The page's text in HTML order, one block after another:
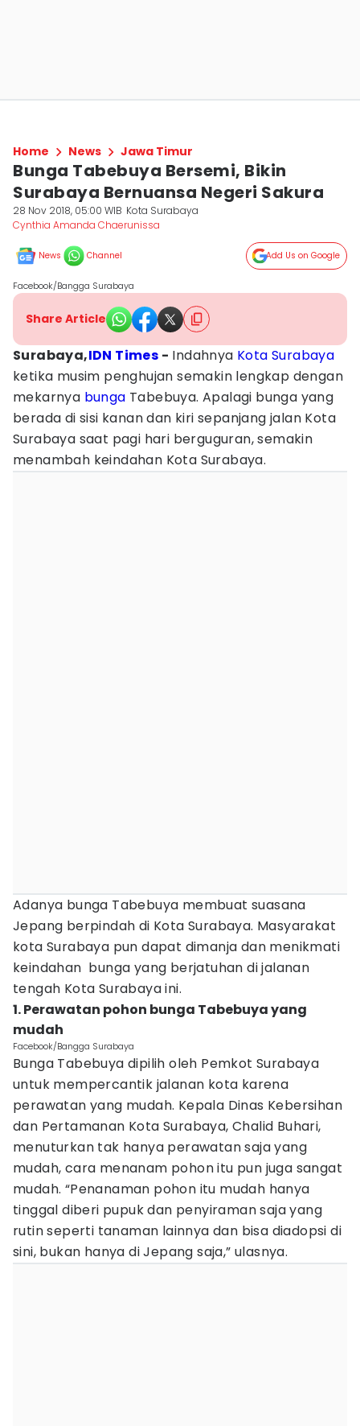
Home News Jawa Timur
Bunga Tabebuya Bersemi, Bikin
Surabaya Bernuansa Negeri Sakura
28 Nov 2018, 05:00 WIB Kota Surabaya
Cynthia Amanda Chaerunissa
News Channel Add Us on Google
Facebook/Bangga Surabaya
Share Article
Surabaya,IDN Times - Indahnya Kota Surabaya
ketika musim penghujan semakin lengkap dengan
mekarnya bunga Tabebuya. Apalagi bunga yang
berada di sisi kanan dan kiri sepanjang jalan Kota
Surabaya saat pagi hari berguguran, semakin
menambah keindahan Kota Surabaya.
Adanya bunga Tabebuya membuat suasana
Jepang berpindah di Kota Surabaya. Masyarakat
kota Surabaya pun dapat dimanja dan menikmati
keindahan bunga yang berjatuhan di jalanan
tengah Kota Surabaya ini.
1. Perawatan pohon bunga Tabebuya yang
mudah
Facebook/Bangga Surabaya
Bunga Tabebuya dipilih oleh Pemkot Surabaya
untuk mempercantik jalanan kota karena
perawatan yang mudah. Kepala Dinas Kebersihan
dan Pertamanan Kota Surabaya, Chalid Buhari,
menuturkan tak hanya perawatan saja yang
mudah, cara menanam pohon itu pun juga sangat
mudah. “Penanaman pohon itu mudah hanya
tinggal diberi pupuk dan penyiraman saja yang
rutin seperti tanaman lainnya dan bisa diadopsi di
sini, bukan hanya di Jepang saja,” ulasnya.